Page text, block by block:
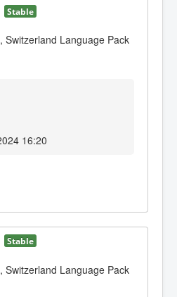
Stable
Switzerland Language Pack
16:20
Stable
Switzerland Language Pack